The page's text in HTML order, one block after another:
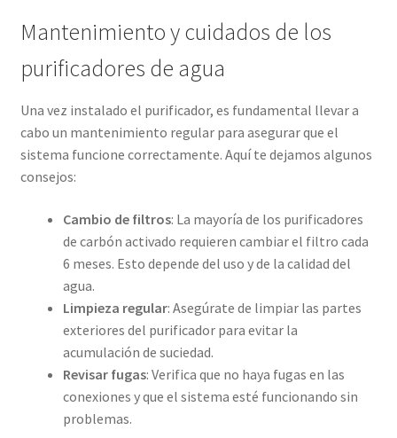
Mantenimiento y cuidados de los
purificadores de agua
Una vez instalado el purificador, es fundamental llevar a
cabo un mantenimiento regular para asegurar que el
sistema funcione correctamente. Aquí te dejamos algunos
consejos:
Cambio de filtros: La mayoría de los purificadores
de carbón activado requieren cambiar el filtro cada
6 meses. Esto depende del uso y de la calidad del
agua.
Limpieza regular: Asegúrate de limpiar las partes
exteriores del purificador para evitar la
acumulación de suciedad.
Revisar fugas: Verifica que no haya fugas en las
conexiones y que el sistema esté funcionando sin
problemas.